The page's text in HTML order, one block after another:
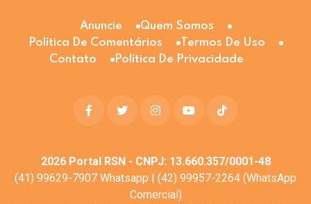
Anuncie
Quem Somos
Política De Comentários
Termos De Uso
Contato
Política De Privacidade
2026Portal RSN - CNPJ: 13.660.357/0001-48
(41) 99629-7907 Whatsapp | (42) 99957-2264 (WhatsApp
Comercial)